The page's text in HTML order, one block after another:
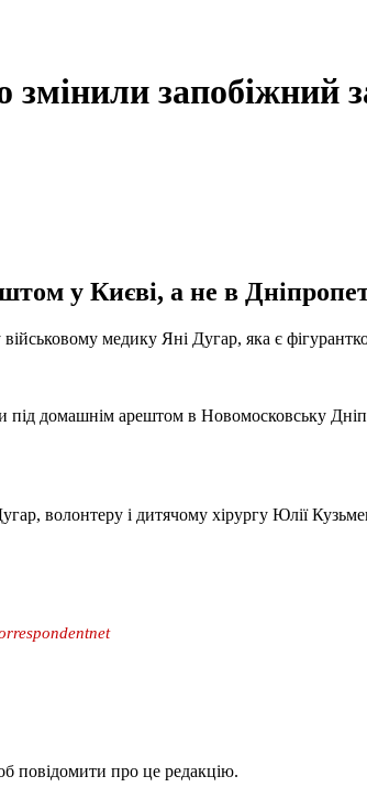
запобіжний
у Києві, а не в
медику Яні Дугар, яка є
домашнім арештом в Новомосковську
волонтеру і дитячому хірургу Юлії
повідомити про це редакцію.